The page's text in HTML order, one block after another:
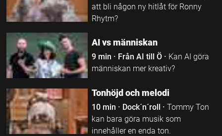
att bli någon ny hitlåt för Ronny
Rhytm?
AI vs människan
9 min · Från AI till Ö· Kan AI göra
människan mer kreativ?
Tonhöjd och melodi
10 min · Dock´n´roll · Tommy Ton
kan bara göra musik som
innehåller en enda ton.